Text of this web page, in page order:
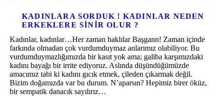
KADINLARA SORDUK ! KADINLAR NEDEN
ERKEKLERE SINIR OLUR ?
Kadınlar, kadınlar…Her zaman haklılar Başgann! Zaman içinde
farkında olmadan çok vurdumduymaz anlarımız olabiliyor. Bu
vurdumduymazlığımızda bir kasıt yok ama; galiba karşımızdaki
kadını bayağı bir irrite ediyoruz. Aslında düşündüğümüzde
amacımız tabi ki kadını gıcık etmek, çileden çıkarmak değil.
Bizim doğamızda var bu durum. N’aparsın? Hepimiz birer öküz,
bir sempatik danacık sayılırız…